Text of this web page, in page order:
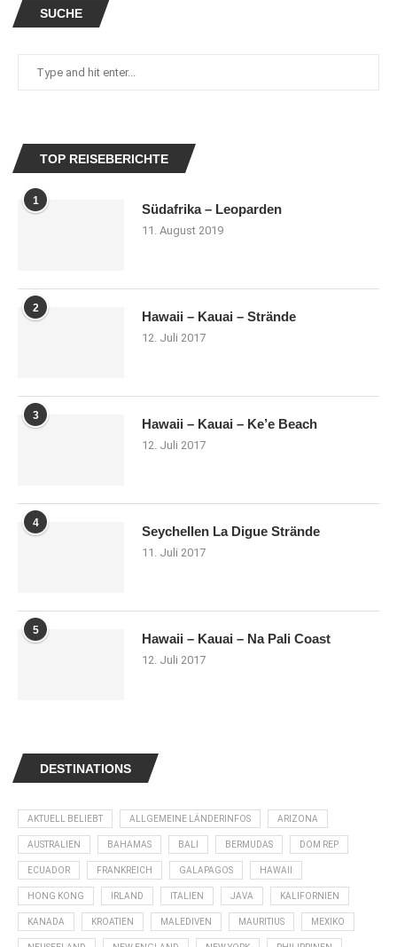
SUCHE
TOP REISEBERICHTE
1
Südafrika – Leoparden
11. August 2019
2
Hawaii – Kauai – Strände
12. Juli 2017
3
Hawaii – Kauai – Ke’e Beach
12. Juli 2017
4
Seychellen La Digue Strände
11. Juli 2017
5
Hawaii – Kauai – Na Pali Coast
12. Juli 2017
DESTINATIONS
AKTUELL BELIEBT ALLGEMEINE LÄNDERINFOS ARIZONA
AUSTRALIEN BAHAMAS BALI BERMUDAS DOM REP
ECUADOR FRANKREICH GALAPAGOS HAWAII
HONG KONG IRLAND ITALIEN JAVA KALIFORNIEN
KANADA KROATIEN MALEDIVEN MAURITIUS MEXIKO